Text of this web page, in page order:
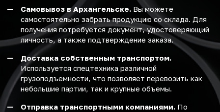
Самовывоз в Архангельске. Вы можете
самостоятельно забрать продукцию со склада. Для
получения потребуется документ, удостоверяющий
личность, а также подтверждение заказа.
Доставка собственным транспортом.
Используется спецтехника различной
грузоподъемности, что позволяет перевозить как
небольшие партии, так и крупные объемы.
Отправка транспортными компаниями. По